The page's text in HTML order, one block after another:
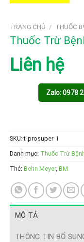
TRANG CHỦ / THUỐC
Thuốc Trừ
Liên hệ
Zalo: 0978
SKU:t-prosuper-1
Danh mục: Thuốc Trừ
Thẻ: Behn Meyer, BM
MÔ TẢ
THÔNG TIN BỔ